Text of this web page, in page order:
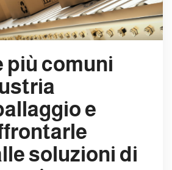
più comuni
e
soluzioni di